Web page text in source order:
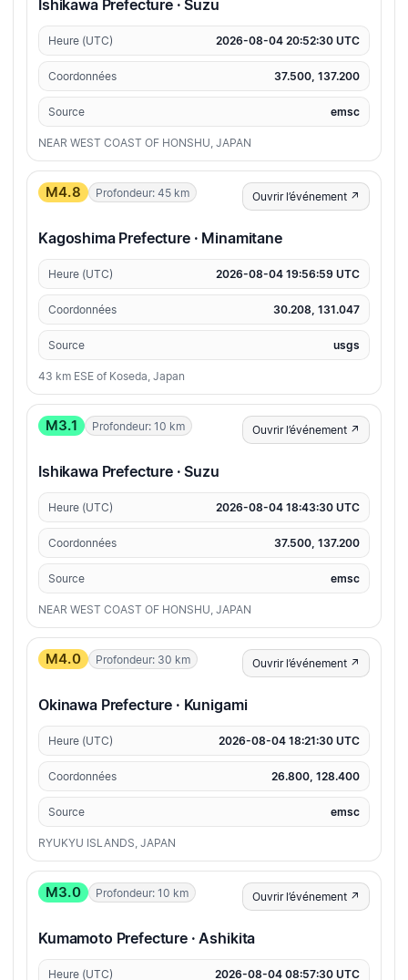
Ishikawa Prefecture · Suzu
Heure (UTC) 2026-08-04 20:52:30 UTC
Coordonnées 37.500, 137.200
Source emsc
NEAR WEST COAST OF HONSHU, JAPAN
M4.8 Profondeur: 45 km Ouvrir l’événement ↗
Kagoshima Prefecture · Minamitane
Heure (UTC) 2026-08-04 19:56:59 UTC
Coordonnées 30.208, 131.047
Source usgs
43 km ESE of Koseda, Japan
M3.1 Profondeur: 10 km Ouvrir l’événement ↗
Ishikawa Prefecture · Suzu
Heure (UTC) 2026-08-04 18:43:30 UTC
Coordonnées 37.500, 137.200
Source emsc
NEAR WEST COAST OF HONSHU, JAPAN
M4.0 Profondeur: 30 km Ouvrir l’événement ↗
Okinawa Prefecture · Kunigami
Heure (UTC) 2026-08-04 18:21:30 UTC
Coordonnées 26.800, 128.400
Source emsc
RYUKYU ISLANDS, JAPAN
M3.0 Profondeur: 10 km Ouvrir l’événement ↗
Kumamoto Prefecture · Ashikita
Heure (UTC) 2026-08-04 08:57:30 UTC